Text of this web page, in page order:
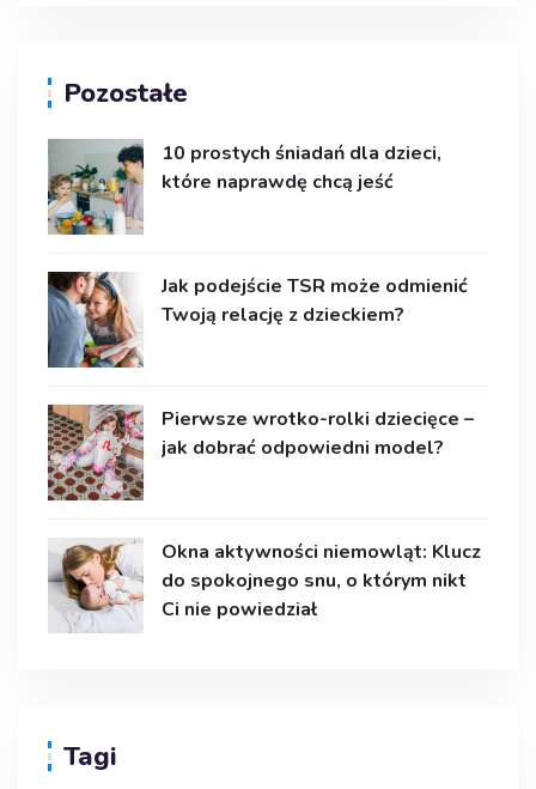
Pozostałe
10 prostych śniadań dla dzieci,
które naprawdę chcą jeść
Jak podejście TSR może odmienić
Twoją relację z dzieckiem?
Pierwsze wrotko-rolki dziecięce –
jak dobrać odpowiedni model?
Okna aktywności niemowląt: Klucz
do spokojnego snu, o którym nikt
Ci nie powiedział
Tagi